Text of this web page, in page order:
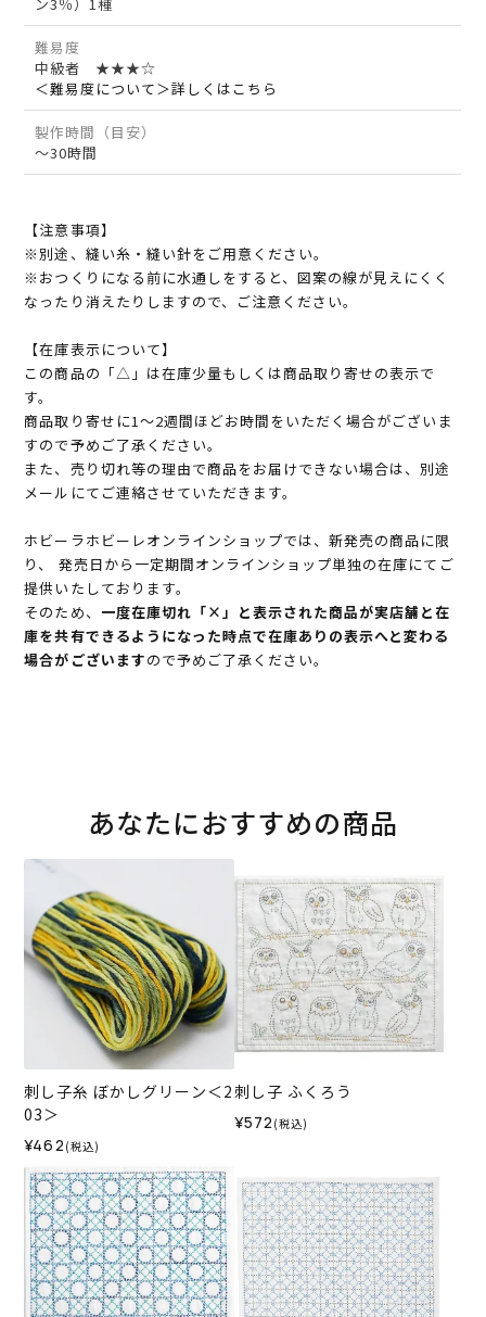
難易度
中級者 ★★★☆
＜難易度について＞詳しくはこちら
製作時間（目安）
～30時間
【注意事項】
※別途、縫い糸・縫い針をご用意ください。
※おつくりになる前に水通しをすると、図案の線が見えにくく
なったり消えたりしますので、ご注意ください。
【在庫表示について】
この商品の「△」は在庫少量もしくは商品取り寄せの表示で
す。
商品取り寄せに1～2週間ほどお時間をいただく場合がございま
すので予めご了承ください。
また、売り切れ等の理由で商品をお届けできない場合は、別途
メールにてご連絡させていただきます。
ホビーラホビーレオンラインショップでは、新発売の商品に限
り、 発売日から一定期間オンラインショップ単独の在庫にてご
提供いたしております。
そのため、 一度在庫切れ「×」と表示された商品が実店舗と在
庫を共有できるようになった時点で在庫ありの表示へと変わる
場合がございますので予めご了承ください。
あなたにおすすめの商品
刺し子糸 ぼかしグリーン＜2
03＞
¥462 (税込)
刺し子 ふくろう
¥572 (税込)